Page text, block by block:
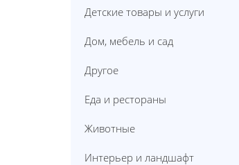
Детские товары и услуги
Дом, мебель и сад
Другое
Еда и рестораны
Животные
Интерьер и ландшафт